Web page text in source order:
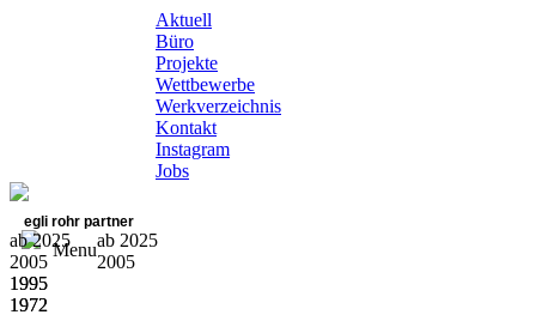
Aktuell
Büro
Projekte
Wettbewerbe
Werkverzeichnis
Kontakt
Instagram
Jobs
egli rohr partner
Menu
ab 2025
2005
1995
1972
ab 2025
2005
1995
1972